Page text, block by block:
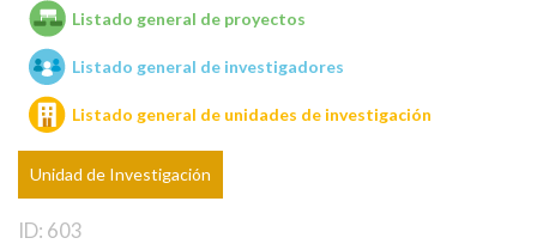
Unidades de investigación
Listado general de proyectos
Listado general de investigadores
Listado general de unidades de investigación
Unidad de Investigación
ID: 603